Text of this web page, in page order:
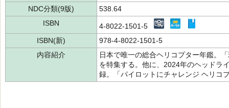
NDC分類(9版)
538.64
ISBN
4-8022-1501-5
ISBN(新)
978-4-8022-1501-5
内容紹介
日本で唯一の総合ヘリコプター年鑑。
を特集する。他に、2024年のヘッドラ
録。「パイロットにチャレンジ ヘリコ